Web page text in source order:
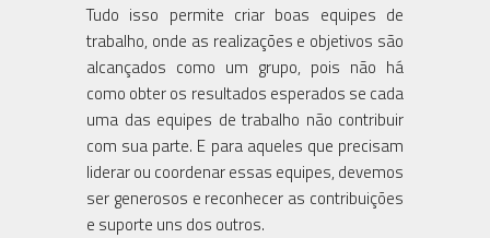
Tudo isso permite criar boas equipes de
trabalho, onde as realizações e objetivos são
alcançados como um grupo, pois não há
como obter os resultados esperados se cada
uma das equipes de trabalho não contribuir
com sua parte. E para aqueles que precisam
liderar ou coordenar essas equipes, devemos
ser generosos e reconhecer as contribuições
e suporte uns dos outros.